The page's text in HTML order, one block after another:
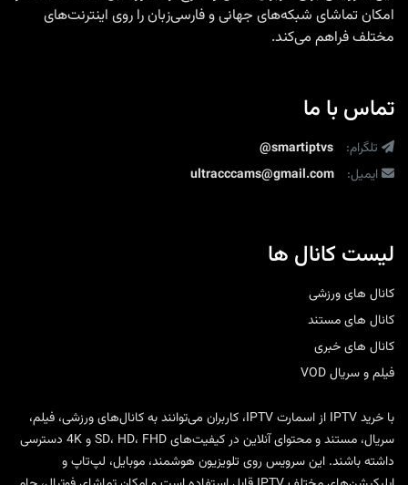
امکان تماشای شبکه‌های جهانی و فارسی‌زبان را روی اینترنت‌های
مختلف فراهم می‌کند.
تماس با ما
تلگرام:
@smartiptvs
ایمیل:
ultracccams@gmail.com
لیست کانال ها
کانال های ورزشی
کانال های مستند
کانال های خبری
فیلم و سریال VOD
با خرید IPTV ازاسمارت IPTV
، کاربران می‌توانند به کانال‌های ورزشی، فیلم،
سریال، مستند و محتوای آنلاین در کیفیت‌های SD، HD، FHD و 4K دسترسی
داشته باشند. این سرویس روی تلویزیون هوشمند، موبایل، لپ‌تاپ و